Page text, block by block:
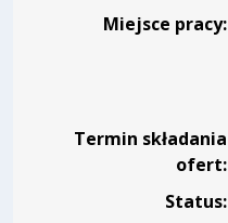
Miejsce pracy:
Termin składania
ofert:
Status: